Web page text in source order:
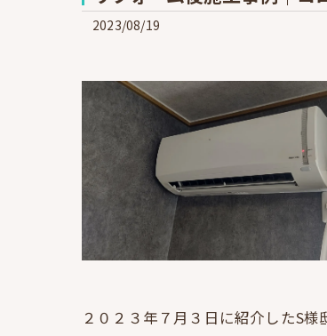
2023/08/19
２０２３年７月３日に紹介したS様